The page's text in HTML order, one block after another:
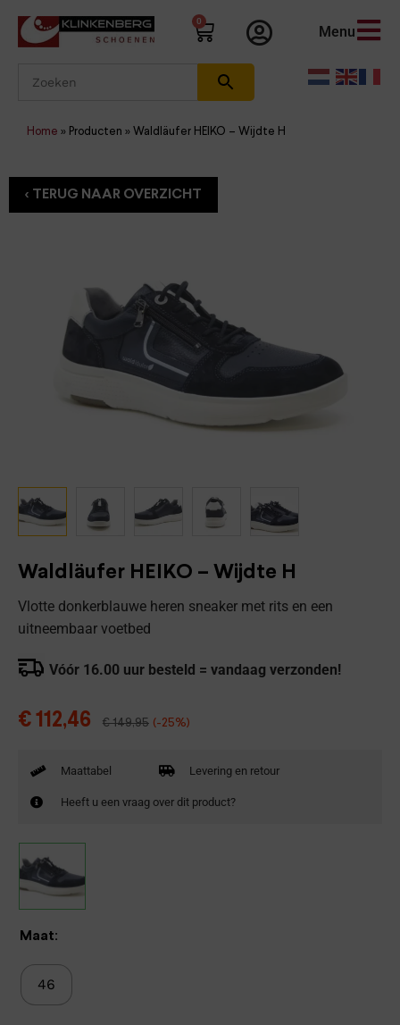
0
Menu
Home » Producten » Waldläufer HEIKO – Wijdte H
Waldläufer HEIKO – Wijdte H
Vlotte donkerblauwe heren sneaker met rits en een
uitneembaar voetbed
Vóór 16.00 uur besteld = vandaag verzonden!
€ 112,46 €149,95 (-25%)
Maattabel Levering en retour
Heeft u een vraag over dit product?
Maat:
46